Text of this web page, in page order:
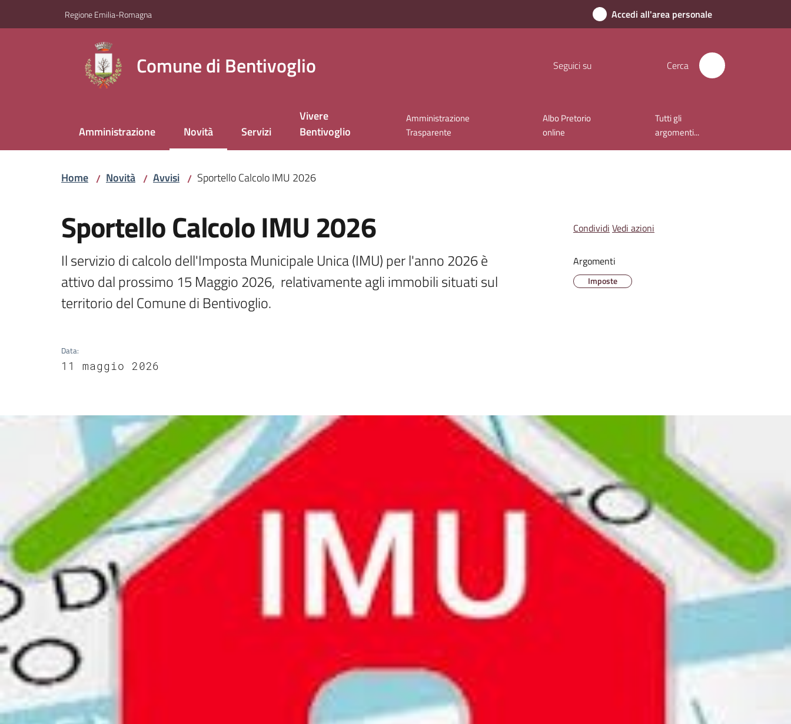
Regione Emilia-Romagna Accedi all'area personale
Comune di Bentivoglio Seguici su Cerca
Amministrazione Novità
Menu selezionato
Servizi
Vivere
Bentivoglio
Amministrazione
Trasparente
Albo Pretorio
online
Tutti gli
argomenti...
Home / Novità / Avvisi / Sportello Calcolo IMU 2026
Sportello Calcolo IMU 2026
Il servizio di calcolo dell'Imposta Municipale Unica (IMU) per l'anno 2026 è
attivo dal prossimo 15 Maggio 2026,  relativamente agli immobili situati sul
territorio del Comune di Bentivoglio.
Data:
11 maggio 2026
Condividi Vedi azioni
Argomenti
Imposte